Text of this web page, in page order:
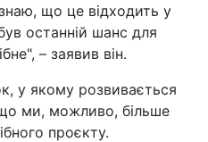
що це відходить у
останній шанс для
– заявив він.
у якому розвивається
що ми, можливо, більше
проєкту.